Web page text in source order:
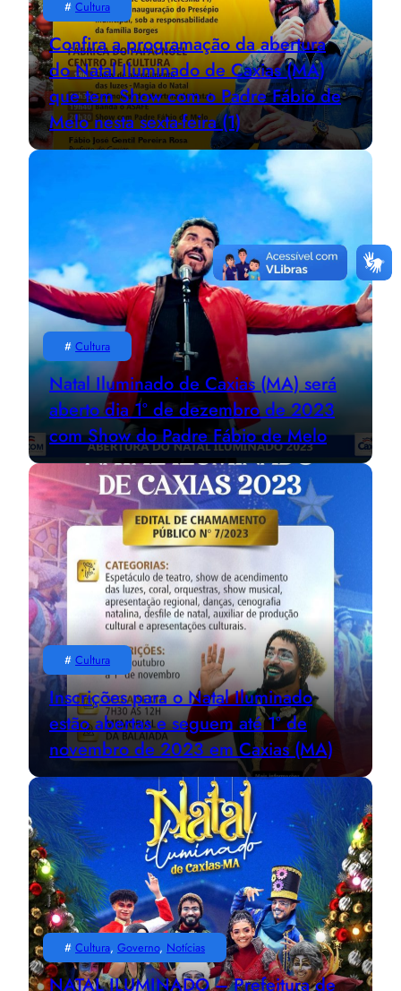
# Cultura
Confira a programação da abertura
do Natal Iluminado de Caxias (MA)
que tem Show com o Padre Fábio de
Melo nesta sexta-feira (1)
# Cultura
Natal Iluminado de Caxias (MA) será
aberto dia 1º de dezembro de 2023
com Show do Padre Fábio de Melo
# Cultura
Inscrições para o Natal Iluminado
estão abertas e seguem até 1º de
novembro de 2023 em Caxias (MA)
# Cultura, Governo, Notícias
NATAL ILUMINADO – Prefeitura de